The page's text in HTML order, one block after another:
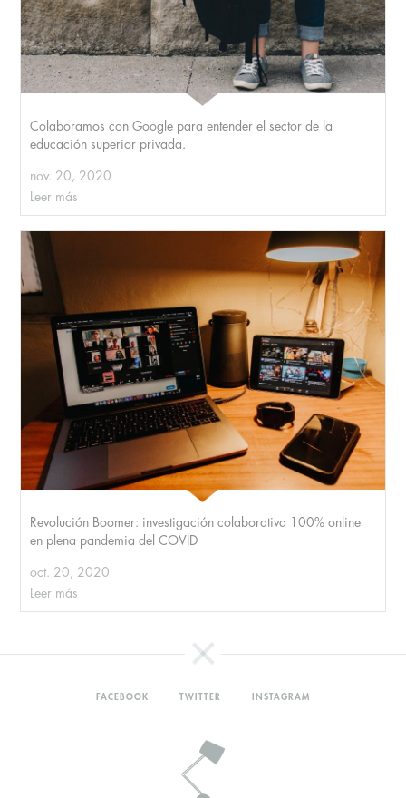
Colaboramos con Google para entender el sector de la
educación superior privada.
nov. 20, 2020
Leer más
Revolución Boomer: investigación colaborativa 100% online
en plena pandemia del COVID
oct. 20, 2020
Leer más
FACEBOOK TWITTER INSTAGRAM